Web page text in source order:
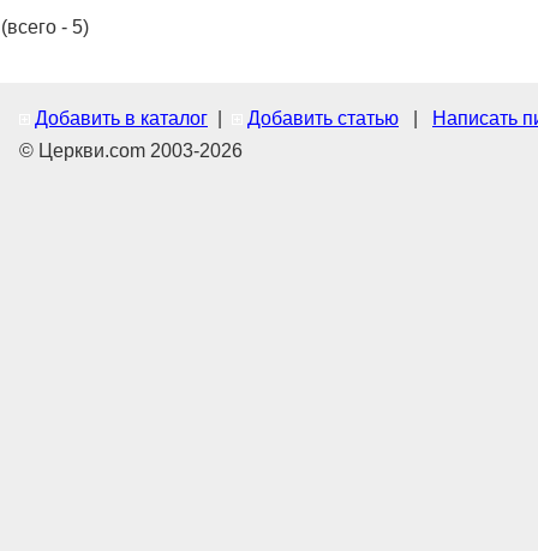
(всего - 5)
Добавить в каталог Добавить статью
Написать
© Церкви.com 2003-2026